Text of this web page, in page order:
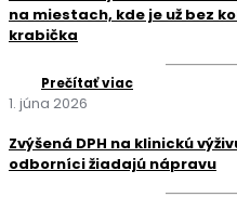
na miestach, kde je už bez
krabička
Prečítať viac
1. júna 2026
Zvýšená DPH na klinickú
odborníci žiadajú nápravu